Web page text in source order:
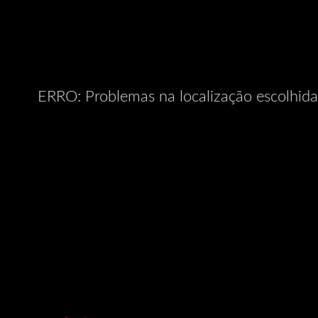
ERRO: Problemas na localização